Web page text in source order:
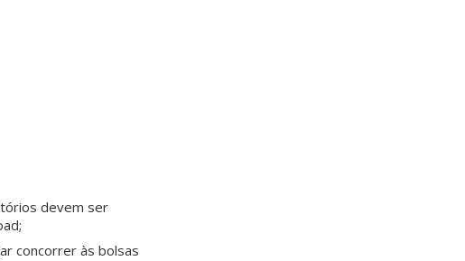
devem ser
concorrer às bolsas